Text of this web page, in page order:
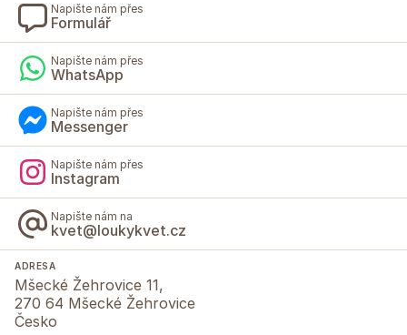
Napište nám přes
Formulář
Napište nám přes
WhatsApp
Napište nám přes
Messenger
Napište nám přes
Instagram
Napište nám na
kvet@loukykvet.cz
ADRESA
Mšecké Žehrovice 11,
270 64 Mšecké Žehrovice
Česko